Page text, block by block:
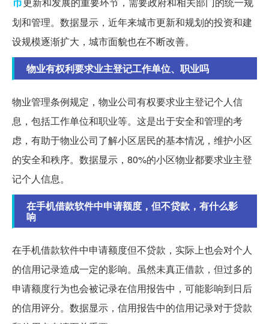
划和管理。数据显示，近年来城市更新和规划的投资和建
设规模逐渐扩大，城市面貌也在不断改善。
物业有权利要求业主登记工作单位、职业吗
物业管理条例规定，物业公司有权要求业主登记个人信
息，包括工作单位和职业等。这是出于安全和管理的考
虑，有助于物业公司了解小区居民的基本情况，维护小区
的安全和秩序。数据显示，80%的小区物业都要求业主登
记个人信息。
在手机借款软件中申请额度，但不贷款，有什么影
响
在手机借款软件中申请额度但不贷款，实际上也会对个人
的信用记录造成一定的影响。虽然未真正借款，但过多的
申请额度行为也会被记录在信用报告中，可能影响到日后
的信用评分。数据显示，信用报告中的信用记录对于贷款